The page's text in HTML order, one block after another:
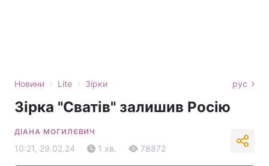
Новини › Lite › Зірки рус
Зірка "Сватів" залишив Росію
ДІАНА МОГИЛЄВИЧ
10:21, 29.02.24 1 хв. 78872